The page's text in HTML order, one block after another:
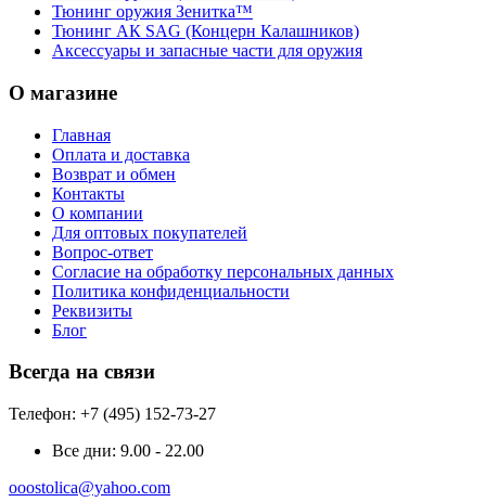
Тюнинг оружия Зенитка™
Тюнинг АК SAG (Концерн Калашников)
Аксессуары и запасные части для оружия
О магазине
Главная
Оплата и доставка
Возврат и обмен
Контакты
О компании
Для оптовых покупателей
Вопрос-ответ
Согласие на обработку персональных данных
Политика конфиденциальности
Реквизиты
Блог
Всегда на связи
Телефон: +7 (495) 152-73-27
Все дни: 9.00 - 22.00
ooostolica@yahoo.com